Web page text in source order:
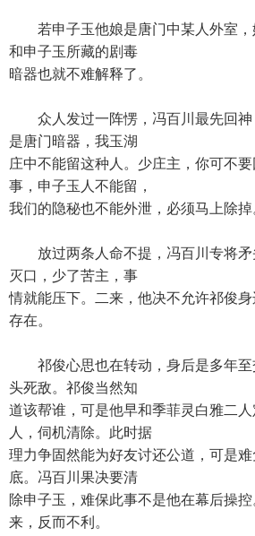
若申子玉他娘是唐门中某人外室，
和申子玉所藏的剧毒
暗器也就不难解释了。
众人发过一阵愣，冯百川最先回神
是唐门暗器，我玉湖
庄中不能留这种人。少庄主，你可不
事，申子玉人不能留，
我们的隐秘也不能外泄，必须马上除掉
放过两条人命不提，冯百川专将矛
灭口，少了苦主，事
情就能压下。二来，他决不允许祁俊
存在。
祁俊心思也在转动，身后是多年至
头死敌。祁俊当然知
道该帮谁，可是他早和季菲灵白雅二
人，伺机清除。此时据
理力争固然能为好友讨还公道，可是
底。冯百川果决要清
除申子玉，难保此事不是他在幕后操
来，反而不利。